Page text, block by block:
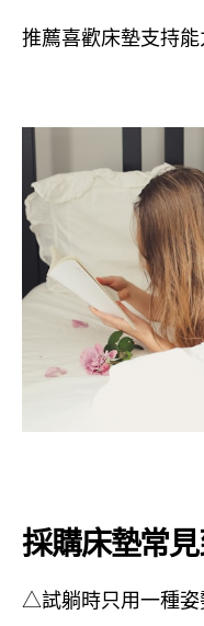
推薦喜歡床墊支持
採購床墊常
△試躺時只用一種姿